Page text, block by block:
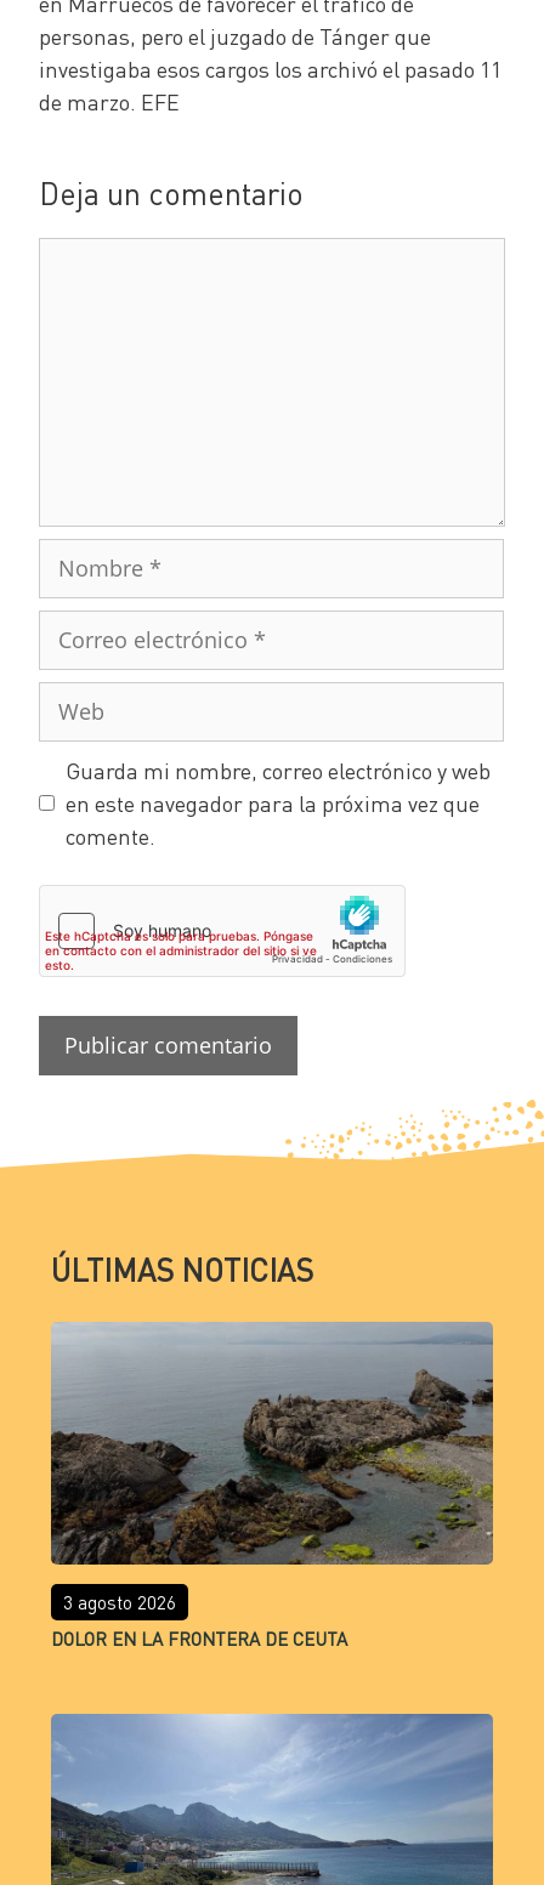
personas, pero el juzgado de Tánger que
investigaba esos cargos los archivó el pasado 11
de marzo. EFE
Deja un comentario
Guarda mi nombre, correo electrónico y web
en este navegador para la próxima vez que
comente.
ÚLTIMAS NOTICIAS
3 agosto 2026
DOLOR EN LA FRONTERA DE CEUTA